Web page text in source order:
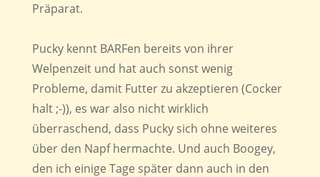
Präparat.
Pucky kennt BARFen bereits von ihrer
Welpenzeit und hat auch sonst wenig
Probleme, damit Futter zu akzeptieren (Cocker
halt ;-)), es war also nicht wirklich
überraschend, dass Pucky sich ohne weiteres
über den Napf hermachte. Und auch Boogey,
den ich einige Tage später dann auch in den